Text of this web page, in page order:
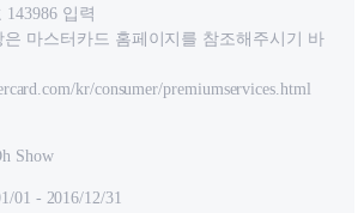
입력
마스터카드 홈페이지를 참조해주시기 바
kr/consumer/premiumservices.html
Show
01 - 2016/12/31